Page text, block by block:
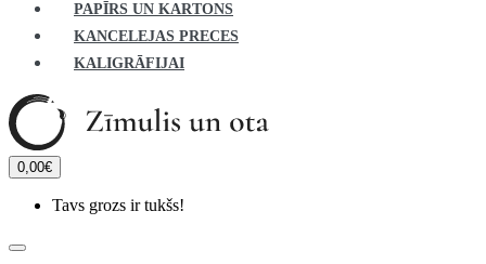
PAPĪRS UN KARTONS
KANCELEJAS PRECES
KALIGRĀFIJAI
0,00€
Tavs grozs ir tukšs!